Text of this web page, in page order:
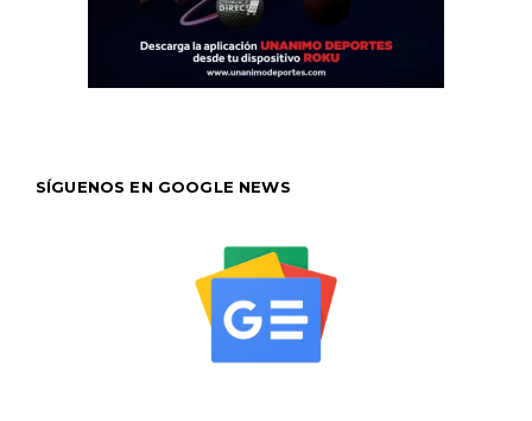
SÍGUENOS EN GOOGLE NEWS